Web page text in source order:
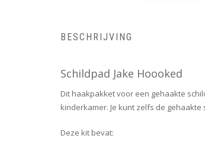
BESCHRIJVING
Schildpad Jake Hoooked
Dit haakpakket voor een gehaakte
kinderkamer. Je kunt zelfs de
Deze kit bevat: